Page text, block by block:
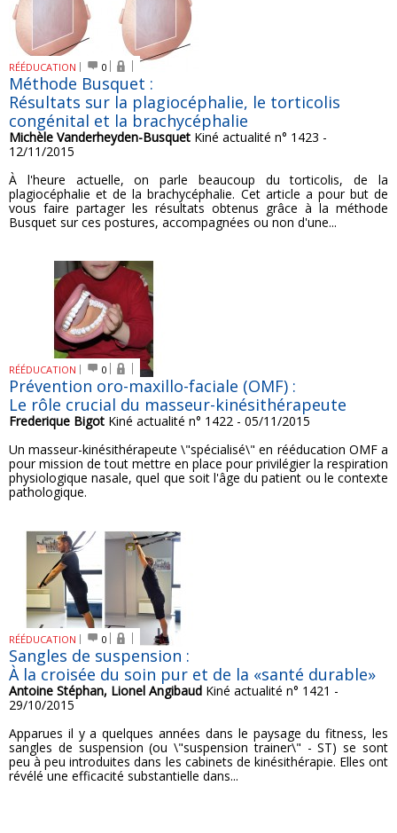
RÉÉDUCATION 0
Méthode Busquet :
Résultats sur la plagiocéphalie, le torticolis
congénital et la brachycéphalie
Michèle Vanderheyden-Busquet Kiné actualité n° 1423 -
12/11/2015
À l'heure actuelle, on parle beaucoup du torticolis, de la
plagiocéphalie et de la brachycéphalie. Cet article a pour but de
vous faire partager les résultats obtenus grâce à la méthode
Busquet sur ces postures, accompagnées ou non d'une...
RÉÉDUCATION 0
Prévention oro-maxillo-faciale (OMF) :
Le rôle crucial du masseur-kinésithérapeute
Frederique Bigot Kiné actualité n° 1422 - 05/11/2015
Un masseur-kinésithérapeute \"spécialisé\" en rééducation OMF a
pour mission de tout mettre en place pour privilégier la respiration
physiologique nasale, quel que soit l'âge du patient ou le contexte
pathologique.
RÉÉDUCATION 0
Sangles de suspension :
À la croisée du soin pur et de la «santé durable»
Antoine Stéphan, Lionel Angibaud Kiné actualité n° 1421 -
29/10/2015
Apparues il y a quelques années dans le paysage du fitness, les
sangles de suspension (ou \"suspension trainer\" - ST) se sont
peu à peu introduites dans les cabinets de kinésithérapie. Elles ont
révélé une efficacité substantielle dans...